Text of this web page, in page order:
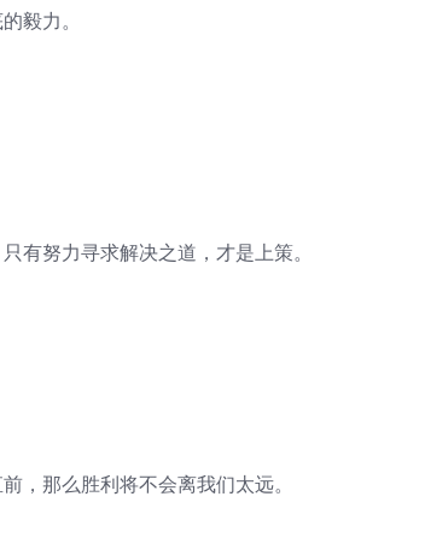
毅力。
有努力寻求解决之道，才是上策。
，那么胜利将不会离我们太远。